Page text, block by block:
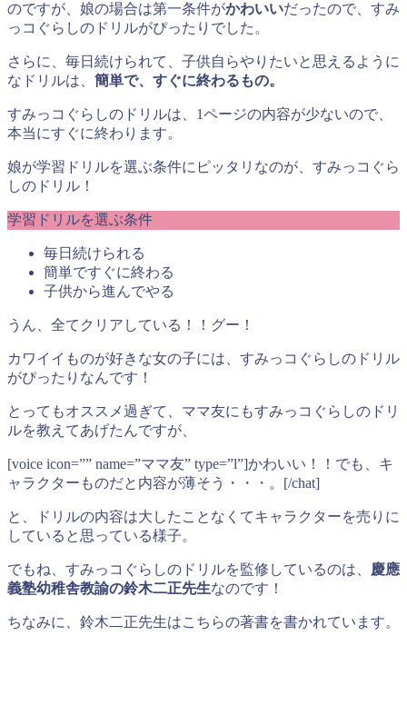
のですが、娘の場合は第一条件がかわいいだったので、すみ
っコぐらしのドリルがぴったりでした。
さらに、毎日続けられて、子供自らやりたいと思えるように
なドリルは、 簡単で、すぐに終わるもの。
すみっコぐらしのドリルは、1ページの内容が少ないので、
本当にすぐに終わります。
娘が学習ドリルを選ぶ条件にピッタリなのが、すみっコぐら
しのドリル！
学習ドリルを選ぶ条件
毎日続けられる
簡単ですぐに終わる
子供から進んでやる
うん、全てクリアしている！！グー！
カワイイものが好きな女の子には、すみっコぐらしのドリル
がぴったりなんです！
とってもオススメ過ぎて、ママ友にもすみっコぐらしのドリ
ルを教えてあげたんですが、
[voice icon=”” name=”ママ友” type=”l”]かわいい！！でも、キ
ャラクターものだと内容が薄そう・・・。[/chat]
と、ドリルの内容は大したことなくてキャラクターを売りに
していると思っている様子。
でもね、すみっコぐらしのドリルを監修しているのは、
慶應
義塾幼稚舎教諭の鈴木二正先生なのです！
ちなみに、鈴木二正先生はこちらの著書を書かれています。